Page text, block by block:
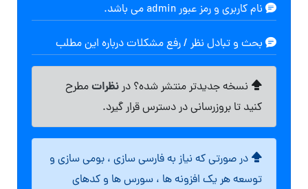
نام کاربری و رمز عبور admin می باشد.
بحث و تبادل نظر / رفع مشکلات درباره این مطلب
نسخه جدیدتر منتشر شده؟ درنظراتمطرح
کنید تا بروزرسانی در دسترس قرار گیرد.
در صورتی که نیاز به فارسی سازی ، بومی سازی و
توسعه هر یک افزونه ها ، سورس ها و کدهای